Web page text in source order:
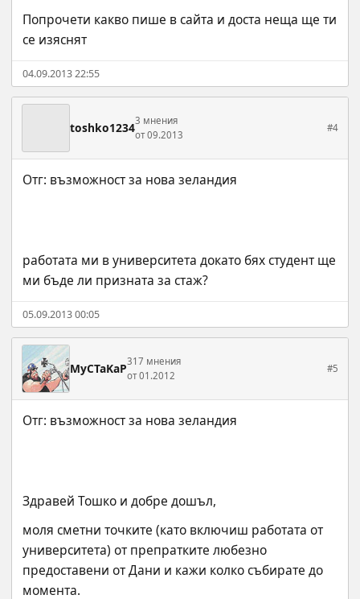
Попрочети какво пише в сайта и доста неща ще ти
се изяснят
04.09.2013 22:55
toshko12343 мнения
от 09.2013
#4
работата ми в университета докато бях студент ще
ми бъде ли призната за стаж?
05.09.2013 00:05
MyCTaKaP317 мнения
от 01.2012
#5
Здравей Тошко и добре дошъл,
моля сметни точките (като включиш работата от
университета) от препратките любезно
предоставени от Дани и кажи колко събирате до
момента.